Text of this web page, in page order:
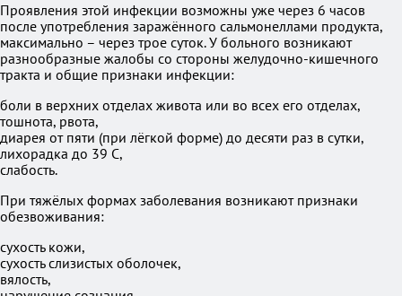
Проявления этой инфекции возможны уже через 6 часов
после употребления заражённого сальмонеллами продукта,
максимально – через трое суток. У больного возникают
разнообразные жалобы со стороны желудочно-кишечного
тракта и общие признаки инфекции:
боли в верхних отделах живота или во всех его отделах,
тошнота, рвота,
диарея от пяти (при лёгкой форме) до десяти раз в сутки,
лихорадка до 39 C,
слабость.
При тяжёлых формах заболевания возникают признаки
обезвоживания:
сухость кожи,
сухость слизистых оболочек,
вялость,